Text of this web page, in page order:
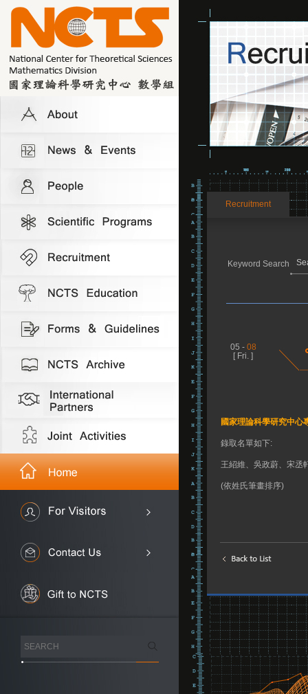
Recruitment
Keyword Search
05 -08
[ Fri. ]
國家理論科學研究中
錄取名單如下:
王紹維、吳政蔚、宋丞
(依姓氏筆畫排序)